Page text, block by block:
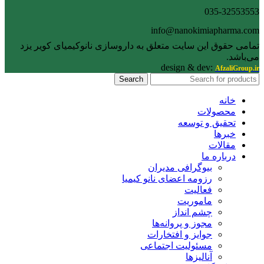
035-32553553
info@nanokimiapharma.com
تمامی حقوق این سایت متعلق به داروسازی نانوکیمیای کویر یزد
می‌باشد.
design & dev: AfzaliGroup.ir
Search
خانه
محصولات
تحقیق و توسعه
خبرها
مقالات
درباره ما
بیوگرافی مدیران
رزومه اعضای نانو کیمیا
فعالیت
ماموریت
چشم انداز
مجوز و پروانه‌ها
جوایز و افتخارات
مسئولیت اجتماعی
آنالیزها